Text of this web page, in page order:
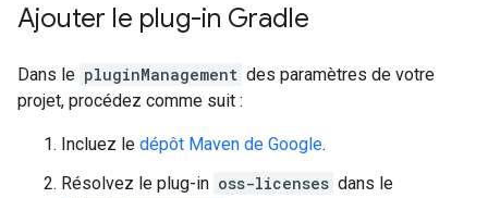
Ajouter le plug-in Gradle
Dans le pluginManagement des paramètres de votre
projet, procédez comme suit :
Incluez le dépôt Maven de Google.
Résolvez le plug-in oss-licenses dans le